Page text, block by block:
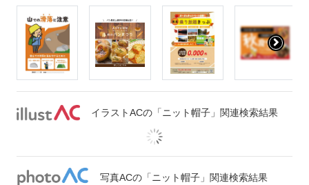
イラストACの「ニット帽子」関連検索結果
写真ACの「ニット帽子」関連検索結果